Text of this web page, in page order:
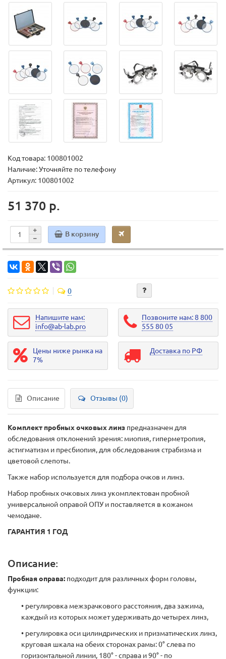
Код товара: 100801002
Наличие: Уточняйте по телефону
Артикул: 100801002
51 370 р.
В корзину
0
Напишите нам:
info@ab-lab.pro
Позвоните нам: 8 800
555 80 05
Цены ниже рынка на
7%
Доставка по РФ
Описание Отзывы (0)
Комплект пробных очковых линз предназначен для
обследования отклонений зрения: миопия, гиперметропия,
астигматизм и пресбиопия, для обследования страбизма и
цветовой слепоты.
Также набор используется для подбора очков и линз.
Набор пробных очковых линз укомплектован пробной
универсальной оправой ОПУ и поставляется в кожаном
чемодане.
ГАРАНТИЯ 1 ГОД
Описание:
Пробная оправа: подходит для различных форм головы,
функции:
• регулировка межзрачкового расстояния, два зажима,
каждый из которых может удерживать до четырех линз,
• регулировка оси цилиндрических и призматических линз,
круговая шкала на обеих сторонах рамы: 0° слева по
горизонтальной линии, 180° - справа и 90° - по